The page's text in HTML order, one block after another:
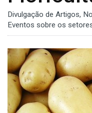
Divulgação de Artigos,
Eventos sobre os